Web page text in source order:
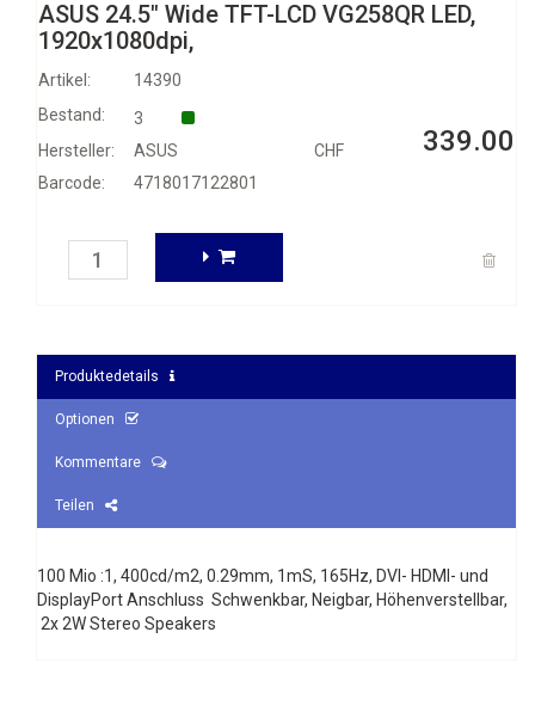
ASUS 24.5" Wide TFT-LCD VG258QR LED,
1920x1080dpi,
Artikel: 14390
CHF 339.00
Bestand:
3
Hersteller:
ASUS
Barcode:
4718017122801
Produktedetails
Optionen
Kommentare
Teilen
100 Mio :1, 400cd/m2, 0.29mm, 1mS, 165Hz, DVI- HDMI- und
DisplayPort Anschluss Schwenkbar, Neigbar, Höhenverstellbar,
2x 2W Stereo Speakers